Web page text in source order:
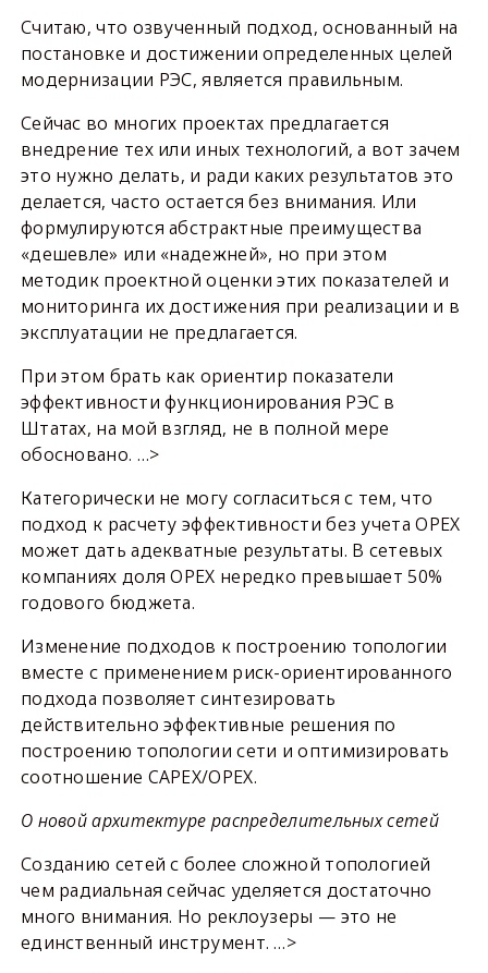
Считаю, что озвученный подход, основанный на
постановке и достижении определенных целей
модернизации РЭС, является правильным.
Сейчас во многих проектах предлагается
внедрение тех или иных технологий, а вот зачем
это нужно делать, и ради каких результатов это
делается, часто остается без внимания. Или
формулируются абстрактные преимущества
«дешевле» или «надежней», но при этом
методик проектной оценки этих показателей и
мониторинга их достижения при реализации и в
эксплуатации не предлагается.
При этом брать как ориентир показатели
эффективности функционирования РЭС в
Штатах, на мой взгляд, не в полной мере
обосновано. …>
Категорически не могу согласиться с тем, что
подход к расчету эффективности без учета OPEX
может дать адекватные результаты. В сетевых
компаниях доля OPEX нередко превышает 50%
годового бюджета.
Изменение подходов к построению топологии
вместе с применением риск-ориентированного
подхода позволяет синтезировать
действительно эффективные решения по
построению топологии сети и оптимизировать
соотношение CAPEX/OPEX.
О новой архитектуре распределительных сетей
Созданию сетей с более сложной топологией
чем радиальная сейчас уделяется достаточно
много внимания. Но реклоузеры — это не
единственный инструмент. …>